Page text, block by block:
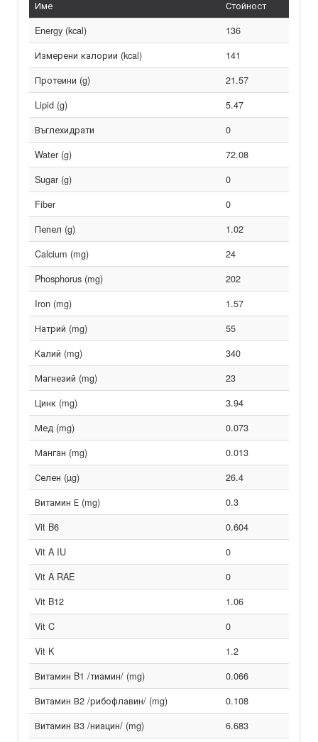
Име
Стойност
Energy (kcal)
136
Измерени калории (kcal)
141
Протеини (g)
21.57
Lipid (g)
5.47
Въглехидрати
0
Water (g)
72.08
Sugar (g)
0
Fiber
0
Пепел (g)
1.02
Calcium (mg)
24
Phosphorus (mg)
202
Iron (mg)
1.57
Натрий (mg)
55
Калий (mg)
340
Магнезий (mg)
23
Цинк (mg)
3.94
Мед (mg)
0.073
Манган (mg)
0.013
Селен (µg)
26.4
Витамин Е (mg)
0.3
Vit B6
0.604
Vit A IU
0
Vit A RAE
0
Vit B12
1.06
Vit C
0
Vit K
1.2
Витамин B1 /тиамин/ (mg)
0.066
Витамин В2 /рибофлавин/ (mg)
0.108
Витамин В3 /ниацин/ (mg)
6.683